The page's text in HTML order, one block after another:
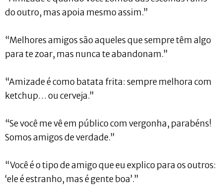
do outro, mas apoia mesmo assim.”
“Melhores amigos são aqueles que sempre têm algo
para te zoar, mas nunca te abandonam.”
“Amizade é como batata frita: sempre melhora com
ketchup… ou cerveja.”
“Se você me vê em público com vergonha, parabéns!
Somos amigos de verdade.”
“Você é o tipo de amigo que eu explico para os outros:
‘ele é estranho, mas é gente boa’.”